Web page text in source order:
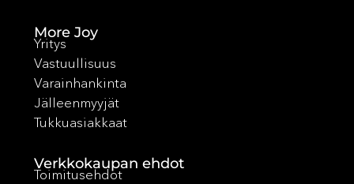
More Joy
Yritys
Vastuullisuus
Varainhankinta
Jälleenmyyjät
Tukkuasiakkaat
Verkkokaupan ehdot
Toimitusehdot